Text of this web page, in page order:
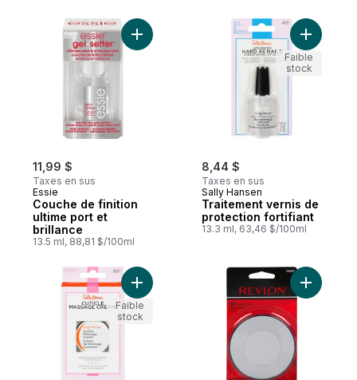
11,99 $
Taxes en sus
Essie
Couche de finition
ultime port et
brillance
13.5 ml, 88,81 $/100ml
Ajouter Couche de finition ultime port et
8,44 $
Taxes en sus
Sally Hansen
Traitement vernis de
protection fortifiant
13.3 ml, 63,46 $/100ml
Ajouter
Faible
stock
Ajouter Traitement crème de massage
Faible
stock
Ajouter